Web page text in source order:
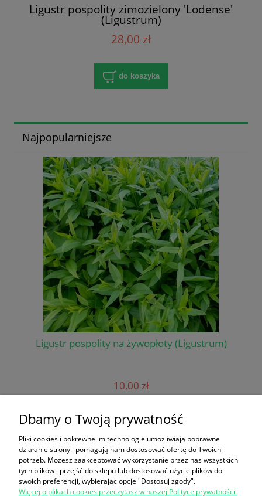
Ligustr pospolity zimozielony 'Lodense'
(Ligustrum)
28,00 zł
do koszyka
Najpopularniejsze
Ligustr pospolity na żywopłoty (Ligustrum)
10,00 zł
Informacje
Panel klienta
Dbamy o Twoją prywatność
Pliki cookies i pokrewne im technologie umożliwiają poprawne
działanie strony i pomagają nam dostosować ofertę do Twoich
potrzeb. Możesz zaakceptować wykorzystanie przez nas wszystkich
tych plików i przejść do sklepu lub dostosować użycie plików do
swoich preferencji, wybierając opcję "Dostosuj zgody".
Więcej o plikach cookies przeczytasz w naszej Polityce prywatności.